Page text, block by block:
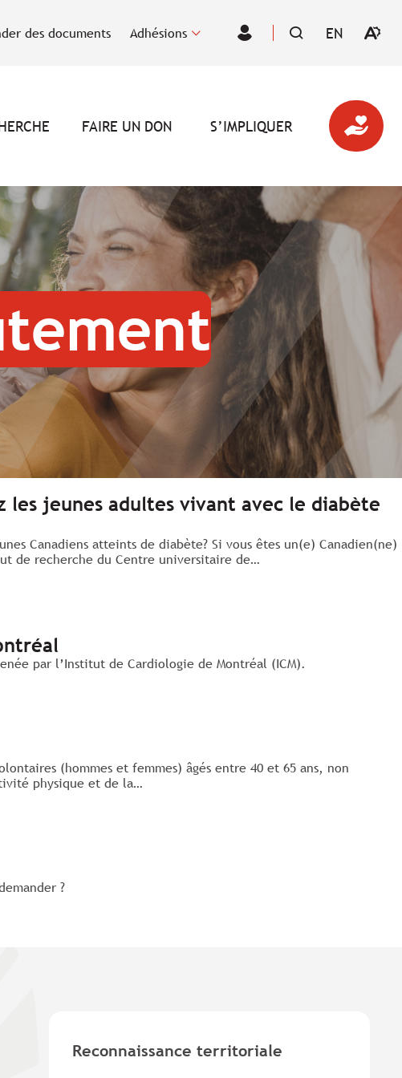
des documents Adhésions
Espace
EN
VISITER
:
ENGLISH.
Ouvrir
FAIRE UN DON S’IMPLIQUER
les jeunes adultes vivant avec le diabète
Canadiens atteints de diabète? Si vous êtes un(e) Canadien(ne)
de recherche du Centre universitaire de…
par l’Institut de Cardiologie de Montréal (ICM).
(hommes et femmes) âgés entre 40 et 65 ans, non
physique et de la…
?
Reconnaissance territoriale